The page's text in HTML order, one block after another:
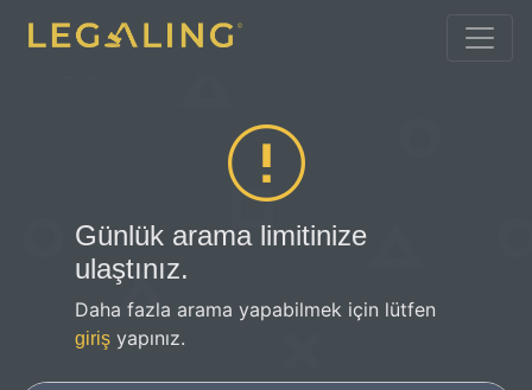
Günlük arama limitinize
ulaştınız.
Daha fazla arama yapabilmek için lütfen
giriş yapınız.